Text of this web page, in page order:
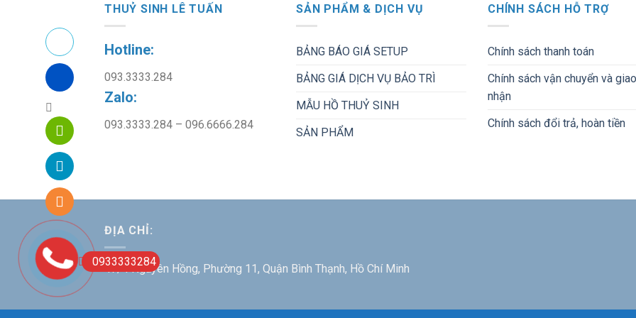
THUỶ SINH LÊ TUẤN
Hotline:
093.3333.284
Zalo:
093.3333.284 – 096.6666.284
SẢN PHẨM & DỊCH VỤ
BẢNG BÁO GIÁ SETUP
BẢNG GIÁ DỊCH VỤ BẢO TRÌ
MẪU HỒ THUỶ SINH
SẢN PHẨM
CHÍNH SÁCH HỖ TRỢ
Chính sách thanh toán
Chính sách vận chuyển và giao
nhận
Chính sách đổi trả, hoàn tiền
ĐỊA CHỈ:
47/4 Nguyên Hồng, Phường 11, Quận Bình Thạnh, Hồ Chí Minh
0933333284